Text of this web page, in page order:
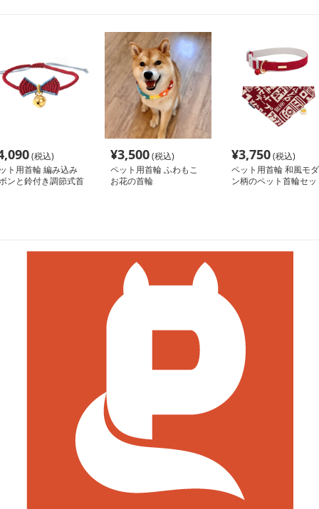
(税込)
ト用首輪 編み込み
ンと鈴付き調節式首
¥3,500(税込)
ペット用首輪 ふわもこ
お花の首輪
¥3,750(税込)
ペット用首輪 和風モダ
ン柄のペット首輪セッ